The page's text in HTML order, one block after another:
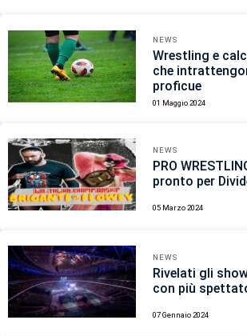
NEWS
Wrestling e
che
proficue
01 Maggio 2024
NEWS
PRO
pronto per
05 Marzo 2024
NEWS
Rivelati gli
con più
07 Gennaio 2024